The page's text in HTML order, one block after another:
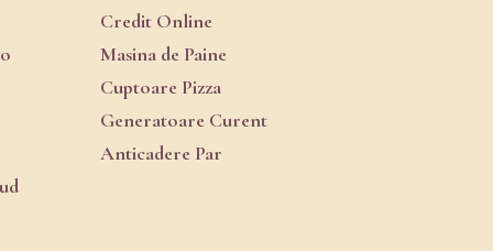
Credit Online
Masina de Paine
Cuptoare Pizza
Generatoare Curent
Anticadere Par